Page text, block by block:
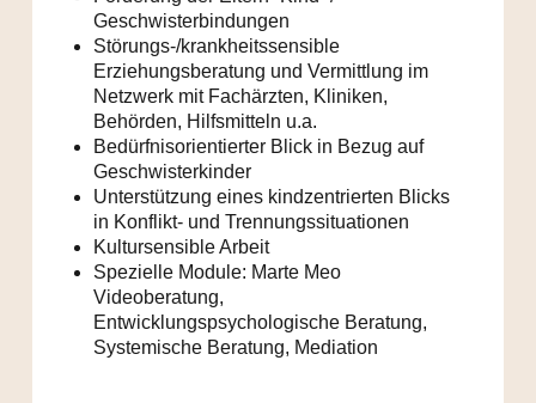
Geschwisterbindungen
Störungs-/krankheitssensible
Erziehungsberatung und Vermittlung im
Netzwerk mit Fachärzten, Kliniken,
Behörden, Hilfsmitteln u.a.
Bedürfnisorientierter Blick in Bezug auf
Geschwisterkinder
Unterstützung eines kindzentrierten Blicks
in Konflikt- und Trennungssituationen
Kultursensible Arbeit
Spezielle Module: Marte Meo
Videoberatung,
Entwicklungspsychologische Beratung,
Systemische Beratung, Mediation